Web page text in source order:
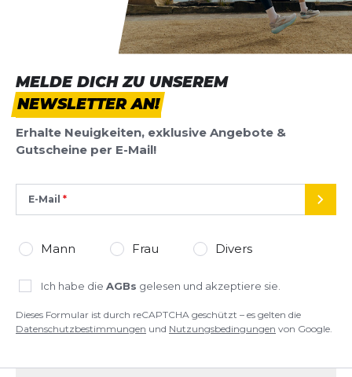
MELDE DICH ZU UNSEREM
NEWSLETTER AN!
Erhalte Neuigkeiten, exklusive Angebote &
Gutscheine per E-Mail!
E-Mail
Mann Frau Divers
Ich habe die AGBs gelesen und akzeptiere sie.
Dieses Formular ist durch reCAPTCHA geschützt – es gelten die
Datenschutzbestimmungen und Nutzungsbedingungen von Google.